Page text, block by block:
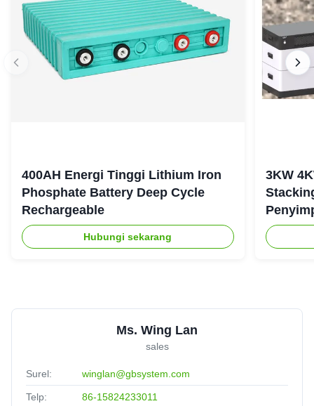
400AH Energi Tinggi Lithium Iron
Phosphate Battery Deep Cycle
Rechargeable
Hubungi sekarang
3KW
Tangga
Ms. Wing Lan
sales
Surel: winglan@gbsystem.com
Telp: 86-15824233011